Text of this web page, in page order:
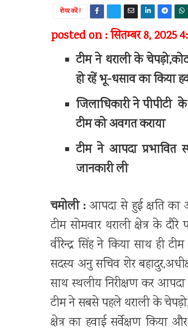
शेयर करें !
posted on : सितम्बर 8, 2025
टीम ने थराली के
हो रहें भू-धसाव का किया
जिलाधिकारी ने पीपीटी
टीम को अवगत कराया
टीम ने आपदा प्रभावित
जानकारी ली
चमोली : आपदा से हुई क्षति का
टीम सोमवार थराली क्षेत्र के
वीरेन्द्र सिंह ने किया साथ ही
सदस्य अनु सचिव शेर
साथ स्थलीय निरीक्षण कर आपदा
टीम ने सबसे पहले थराली के
क्षेत्र का हवाई सर्वेक्षण किया